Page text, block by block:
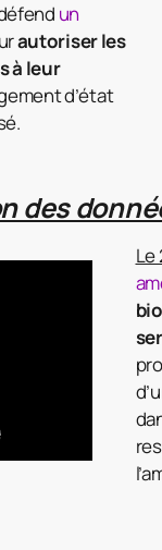
un
autoriser les
à leur
d’état
des
Le